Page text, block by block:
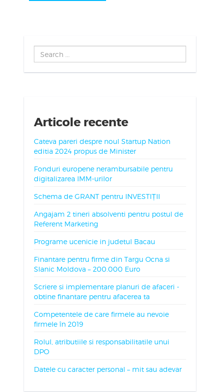
Search
...
Articole recente
Cateva pareri despre noul Startup Nation
editia 2024 propus de Minister
Fonduri europene nerambursabile pentru
digitalizarea IMM-urilor
Schema de GRANT pentru INVESTIȚII
Angajam 2 tineri absolventi pentru postul de
Referent Marketing
Programe ucenicie in judetul Bacau
Finantare pentru firme din Targu Ocna si
Slanic Moldova – 200.000 Euro
Scriere si implementare planuri de afaceri -
obtine finantare pentru afacerea ta
Competentele de care firmele au nevoie
firmele în 2019
Rolul, atributiile si responsabilitatile unui
DPO
Datele cu caracter personal – mit sau adevar